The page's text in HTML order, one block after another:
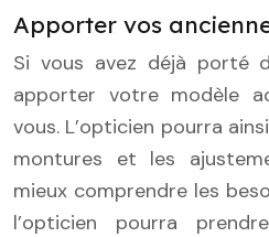
Apporter vos
Si vous avez déjà porté
apporter votre modèle
vous. L’opticien pourra
montures et les
mieux comprendre les
l’opticien pourra